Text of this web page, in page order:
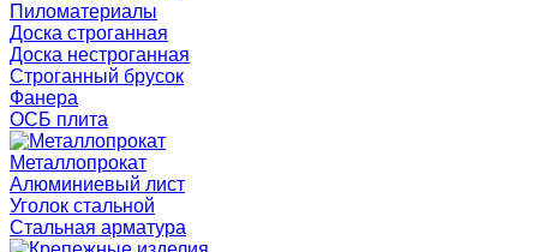
Пиломатериалы
Доска строганная
Доска нестроганная
Строганный брусок
Фанера
ОСБ плита
Металлопрокат
Алюминиевый лист
Уголок стальной
Стальная арматура